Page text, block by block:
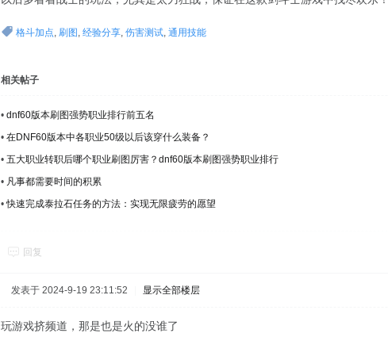
格斗加点, 刷图 , 经验分享, 伤害测试, 通用技能
相关帖子
• dnf60版本刷图强势职业排行前五名
• 在DNF60版本中各职业50级以后该穿什么装备？
• 五大职业转职后哪个职业刷图厉害？dnf60版本刷图强势职业排行
• 凡事都需要时间的积累
•快速完成泰拉石任务的方法：实现无限疲劳的愿望
回复
发表于 2024-9-19 23:11:52 显示全部楼层
玩游戏挤频道，那是也是火的没谁了